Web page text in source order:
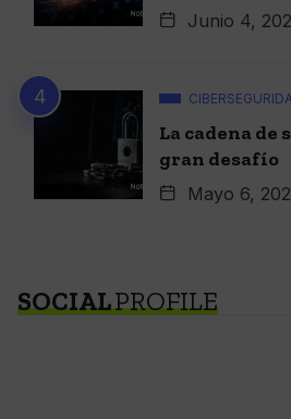
Junio 4,
La cadena
gran desafío
Mayo 6,
SOCIALPROFILE